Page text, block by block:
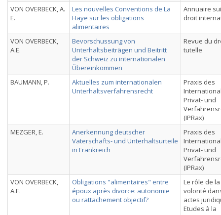
VON OVERBECK, A.
E.
Les nouvelles Conventions de La
Haye sur les obligations
alimentaires
Annuaire
droit
VON OVERBECK,
A.E.
Bevorschussung von
Unterhaltsbeiträgen und Beitritt
der Schweiz zu internationalen
Übereinkommen
Revue du
tutelle
BAUMANN, P.
Aktuelles zum internationalen
Unterhaltsverfahrensrecht
Praxis des
Privat- und
(IPRax)
MEZGER, E.
Anerkennung deutscher
Vaterschafts- und Unterhaltsurteile
in Frankreich
Praxis des
Privat- und
(IPRax)
VON OVERBECK,
A.E.
Obligations "alimentaires" entre
époux après divorce: autonomie
ou rattachement objectif?
Le rôle de la
volonté
actes
Etudes à la